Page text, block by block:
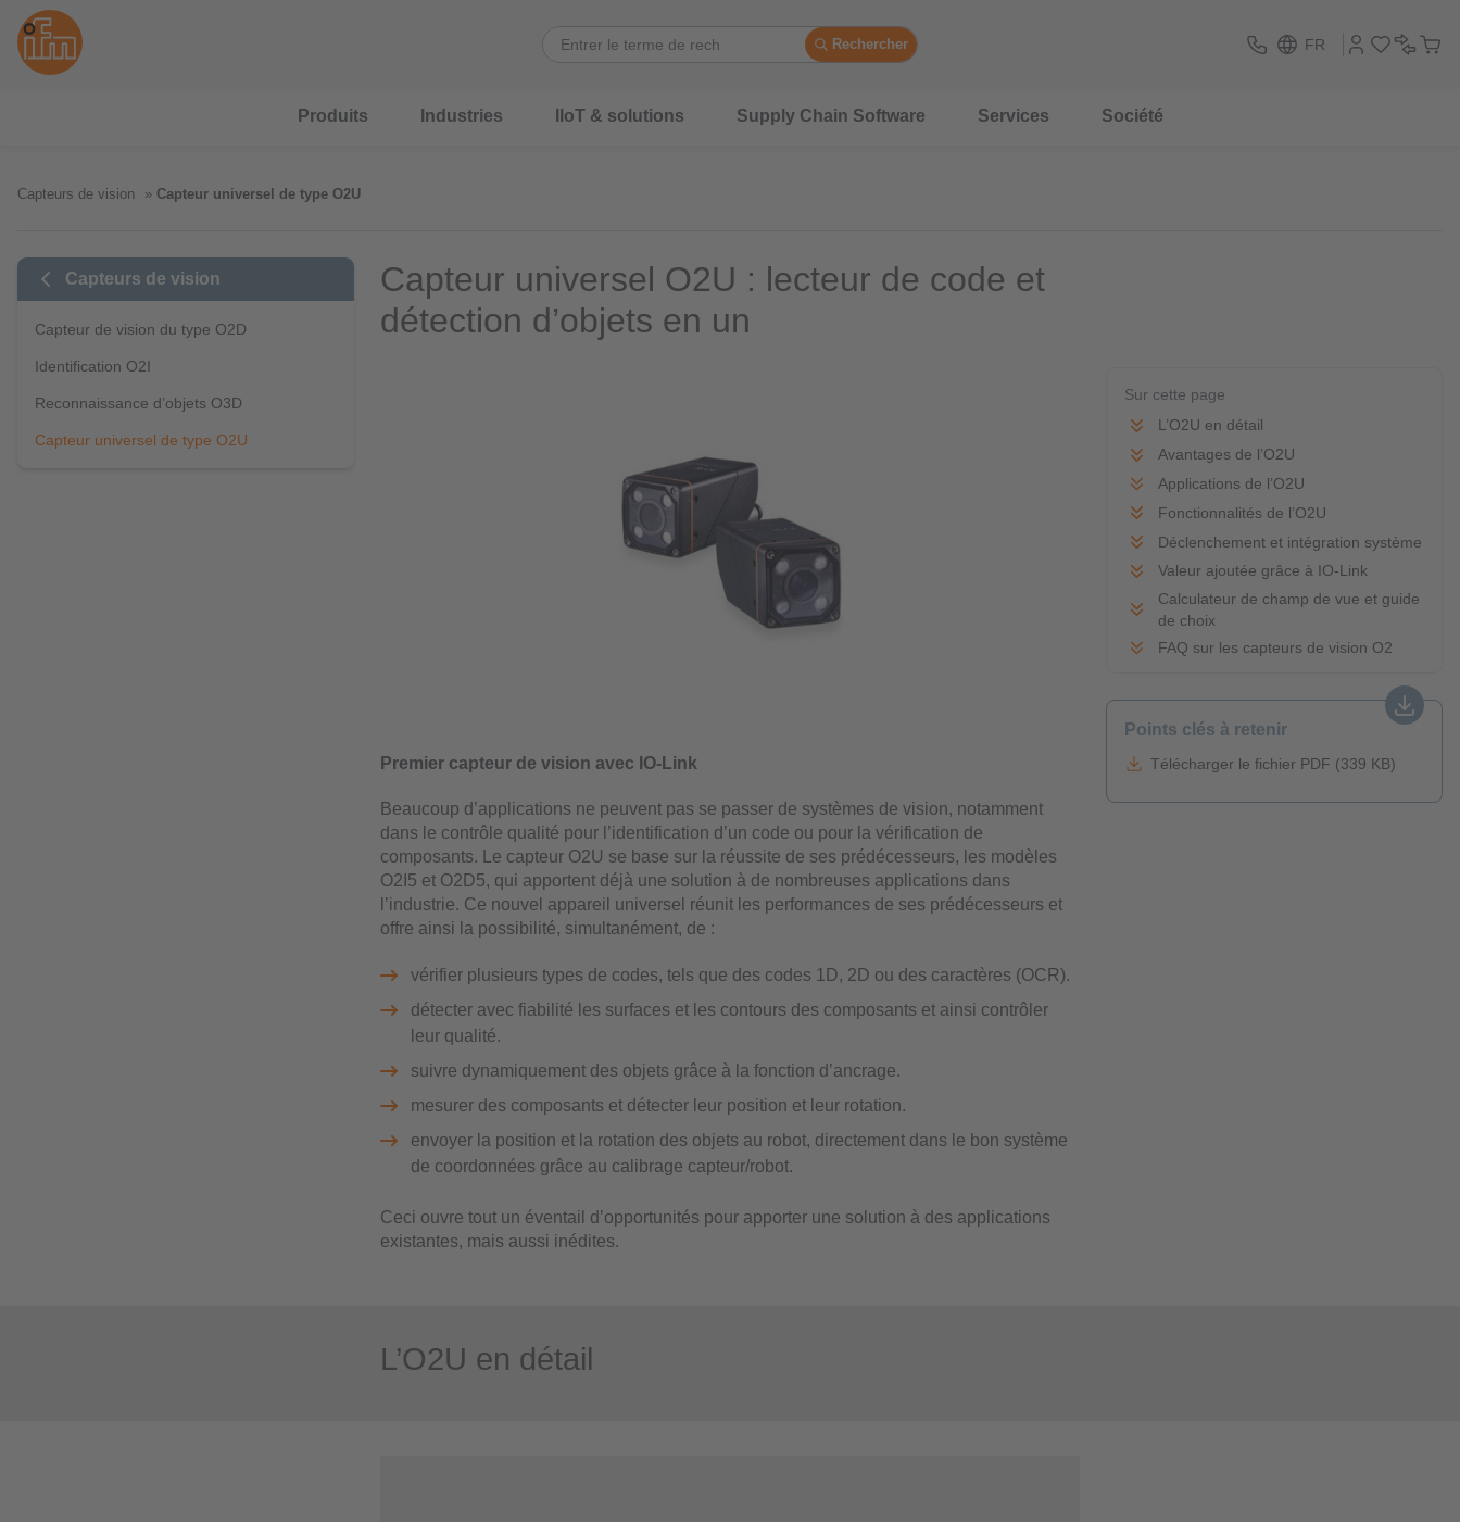
Rechercher FR
Produits Industries IIoT & solutions Supply Chain Software Services Société
Capteurs de vision Capteur universel de type O2U
Capteurs de vision
Capteur de vision du type O2D
Identification O2I
Reconnaissance d’objets O3D
Capteur universel de type O2U
Capteur universel O2U : lecteur de code et
détection d’objets en un
Premier capteur de vision avec IO-Link
Beaucoup d’applications ne peuvent pas se passer de systèmes de vision, notamment
dans le contrôle qualité pour l’identification d’un code ou pour la vérification de
composants. Le capteur O2U se base sur la réussite de ses prédécesseurs, les modèles
O2I5 et O2D5, qui apportent déjà une solution à de nombreuses applications dans
l’industrie. Ce nouvel appareil universel réunit les performances de ses prédécesseurs et
offre ainsi la possibilité, simultanément, de :
vérifier plusieurs types de codes, tels que des codes 1D, 2D ou des caractères (OCR).
détecter avec fiabilité les surfaces et les contours des composants et ainsi contrôler
leur qualité.
suivre dynamiquement des objets grâce à la fonction d’ancrage.
mesurer des composants et détecter leur position et leur rotation.
envoyer la position et la rotation des objets au robot, directement dans le bon système
de coordonnées grâce au calibrage capteur/robot.
Ceci ouvre tout un éventail d’opportunités pour apporter une solution à des applications
existantes, mais aussi inédites.
Sur cette page
L’O2U en détail
Avantages de l’O2U
Applications de l’O2U
Fonctionnalités de l’O2U
Déclenchement et intégration système
Valeur ajoutée grâce à IO-Link
Calculateur de champ de vue et guide
de choix
FAQ sur les capteurs de vision O2
Points clés à retenir
Télécharger le fichier PDF (339 KB)
L’O2U en détail